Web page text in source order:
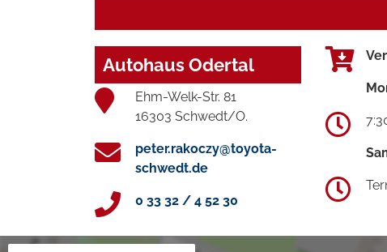
Autohaus Odertal
Ehm-Welk-Str. 81
16303 Schwedt/O.
peter.rakoczy@toyota-
schwedt.de
0 33 32 / 4 52 30